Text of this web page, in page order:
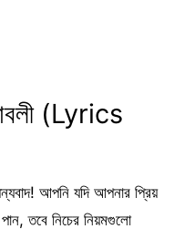
(Lyrics
আপনি যদি আপনার প্রিয়
তবে নিচের নিয়মগুলো